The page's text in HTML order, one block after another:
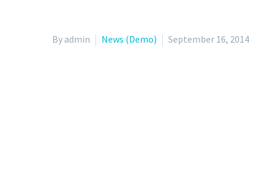
By admin News (Demo) September 16, 2014